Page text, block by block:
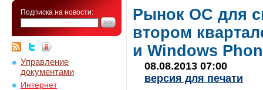
Подписка на новости:
Управление
документами
Интернет
Рынок ОС для
втором
и Windows
08.08.2013 07:00
версия для печати